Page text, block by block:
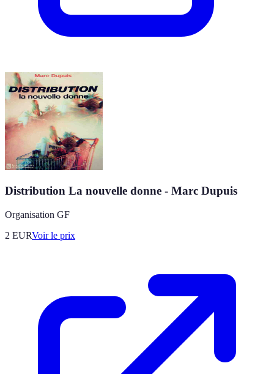
Distribution La nouvelle donne - Marc Dupuis
Organisation GF
2 EURVoir le prix